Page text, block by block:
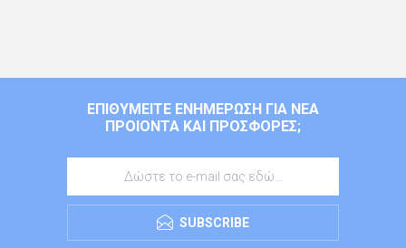
ΕΠΙΘΥΜΕΊΤΕ ΕΝΗΜΈΡΩΣΗ ΓΙΑ ΝΈΑ
ΠΡΟΙΌΝΤΑ ΚΑΙ ΠΡΟΣΦΟΡΈΣ;
SUBSCRIBE